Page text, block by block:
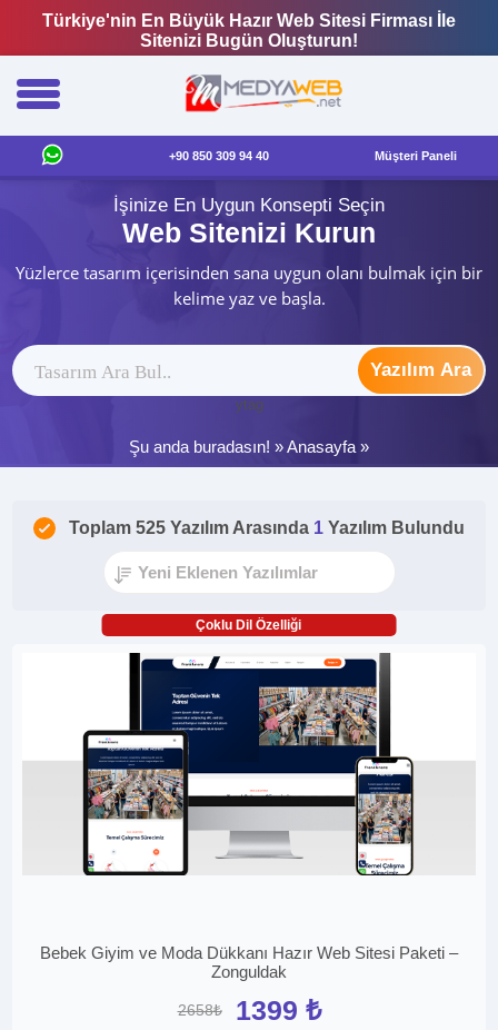
Türkiye'nin En Büyük Hazır Web Sitesi Firması İle
Sitenizi Bugün Oluşturun!
+90 850 309 94 40 Müşteri Paneli
İşinize En Uygun Konsepti Seçin
Web Sitenizi Kurun
Yüzlerce tasarım içerisinden sana uygun olanı bulmak için bir
kelime yaz ve başla.
Yazılım Ara
ytag
Şu anda buradasın! »Anasayfa »
Toplam 525 Yazılım Arasında 1 Yazılım Bulundu
Çoklu Dil Özelliği
Bebek Giyim ve Moda Dükkanı Hazır Web Sitesi Paketi –
Zonguldak
2658₺ 1399 ₺